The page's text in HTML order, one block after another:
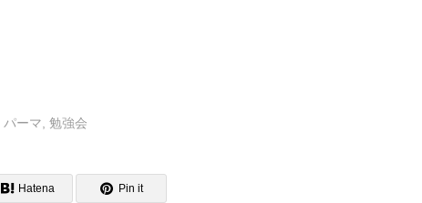
パーマ, 勉強会
Hatena Pin it